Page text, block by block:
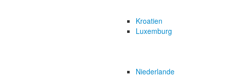
Kroatien
Luxemburg
Niederlande